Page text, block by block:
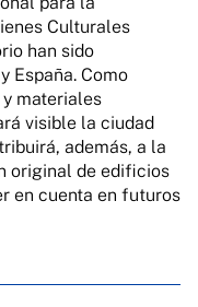
Culturales
han sido
España. Como
materiales
visible la ciudad
además, a la
original de edificios
en cuenta en futuros